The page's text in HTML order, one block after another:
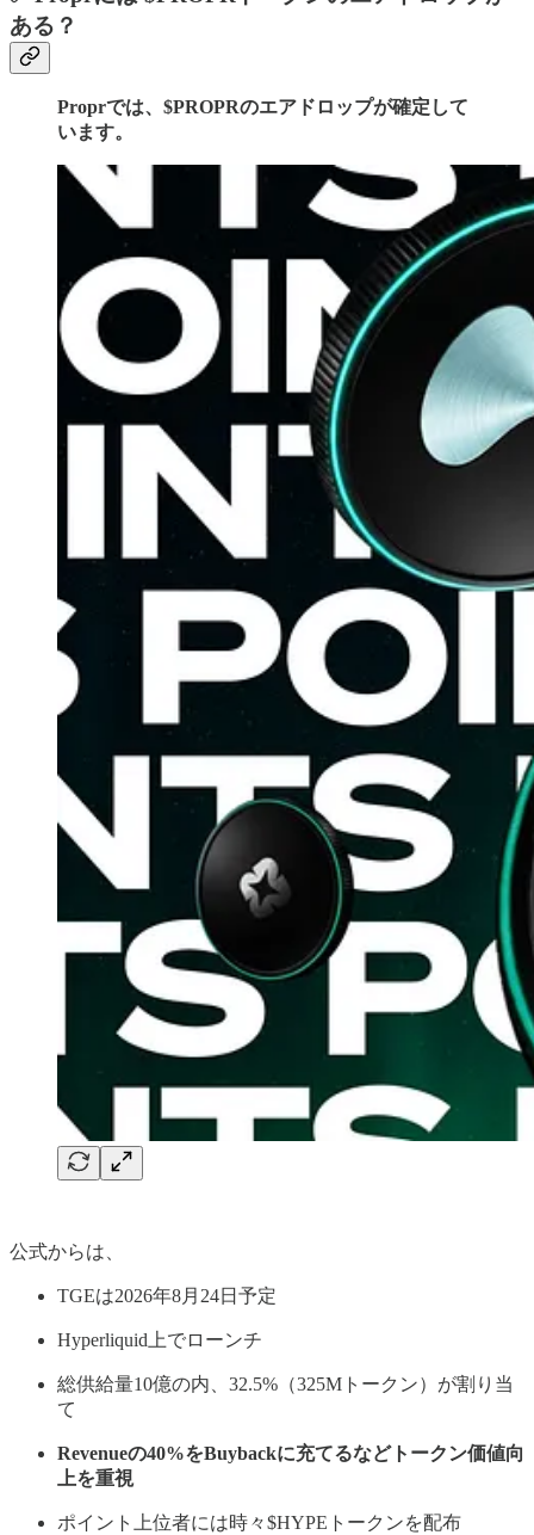
ある？
Proprでは、$PROPRのエアドロップが確定して
います。
公式からは、
TGEは2026年8月24日予定
Hyperliquid上でローンチ
総供給量10億の内、32.5%（325Mトークン）が割り当
て
Revenueの40%をBuybackに充てるなどトークン価値向
上を重視
ポイント上位者には時々$HYPEトークンを配布